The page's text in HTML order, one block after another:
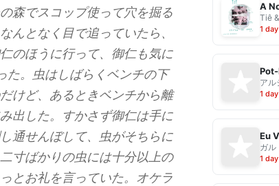
森でスコップ使って穴を掘る
んとなく目で追っていたら、
のほうに行って、御仁も気に
た。虫はしばらくベンチの下
けど、あるときベンチから離
出した。すかさず御仁は手に
通せんぼして、虫がそちらに
寸ばかりの虫には十分以上の
とお礼を言っていた。オケラ
A
Tiê
1
アル
1
ガル
1